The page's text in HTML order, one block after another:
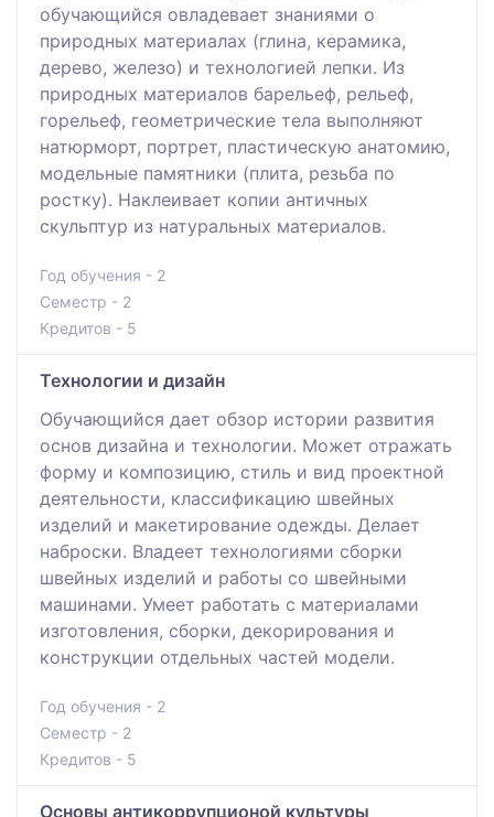
обучающийся овладевает знаниями о
природных материалах (глина, керамика,
дерево, железо) и технологией лепки. Из
природных материалов барельеф, рельеф,
горельеф, геометрические тела выполняют
натюрморт, портрет, пластическую анатомию,
модельные памятники (плита, резьба по
ростку). Наклеивает копии античных
скульптур из натуральных материалов.
Год обучения - 2
Семестр - 2
Кредитов - 5
Технологии и дизайн
Обучающийся дает обзор истории развития
основ дизайна и технологии. Может отражать
форму и композицию, стиль и вид проектной
деятельности, классификацию швейных
изделий и макетирование одежды. Делает
наброски. Владеет технологиями сборки
швейных изделий и работы со швейными
машинами. Умеет работать с материалами
изготовления, сборки, декорирования и
конструкции отдельных частей модели.
Год обучения - 2
Семестр - 2
Кредитов - 5
Основы антикоррупционой культуры